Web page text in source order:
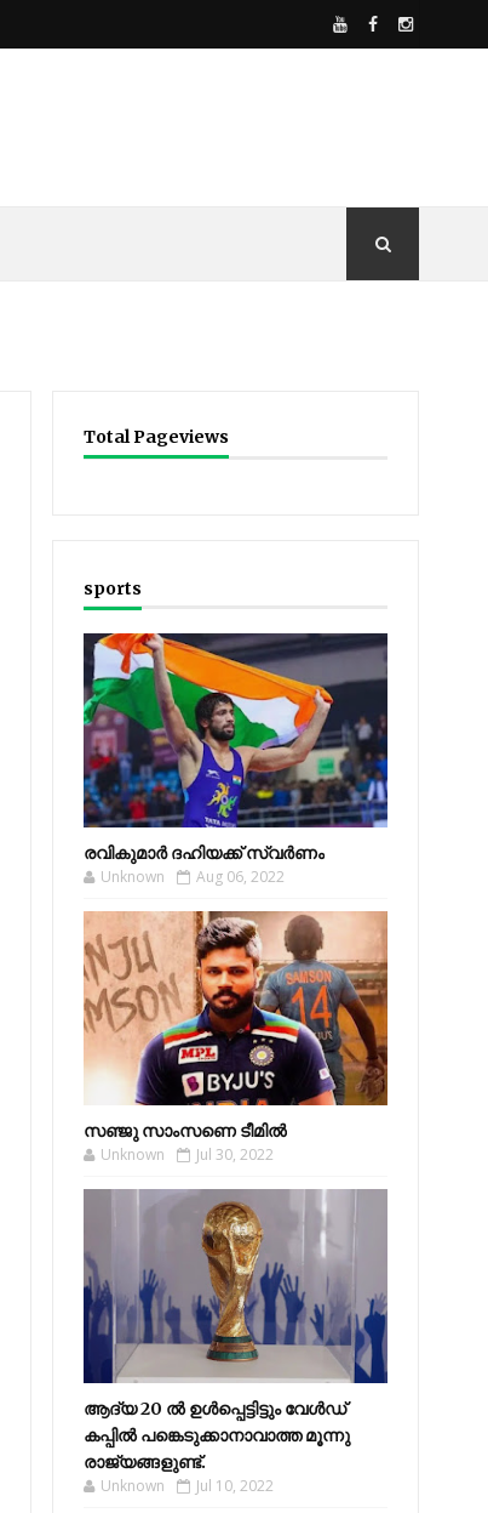
Total Pageviews
sports
രവികുമാര്‍ ദഹിയക്ക് സ്വര്‍ണം
Unknown Aug 06, 2022
സഞ്ജു സാംസണെ ടീമില്‍
Unknown Jul 30, 2022
ആദ്യ 20 ല്‍ ഉള്‍പ്പെട്ടിട്ടും വേള്‍ഡ്
കപ്പില്‍ പങ്കെടുക്കാനാവാത്ത മൂന്നു
രാജ്യങ്ങളുണ്ട്.
Unknown Jul 10, 2022